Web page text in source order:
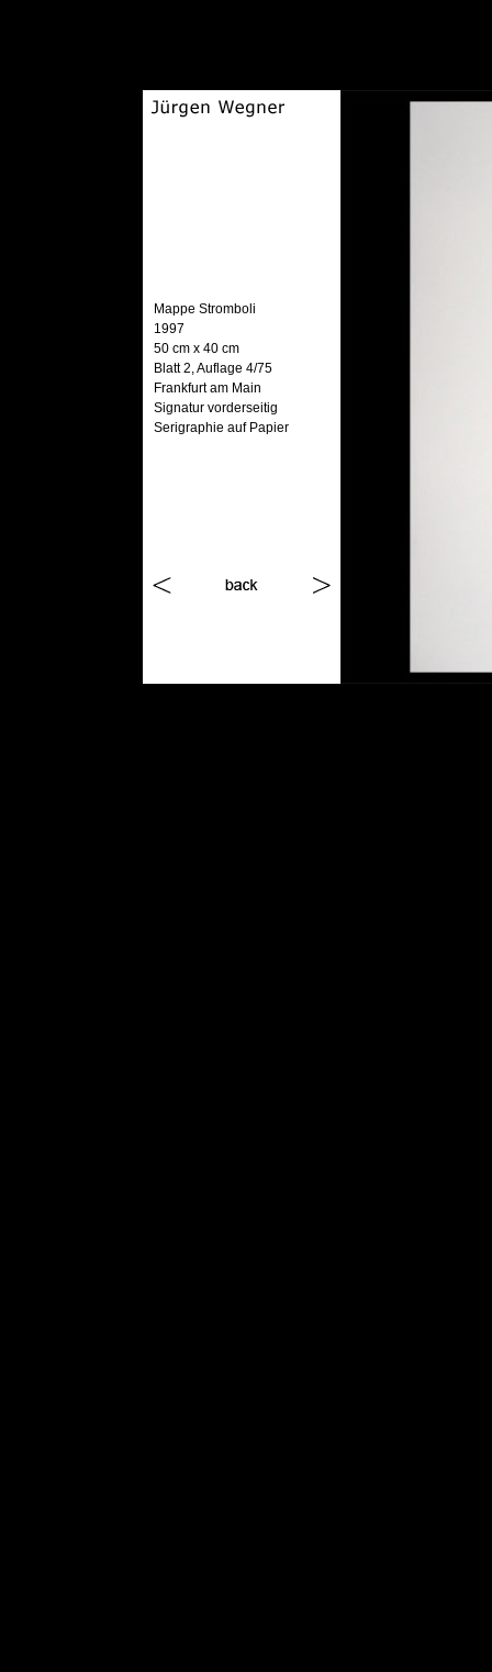
Mappe Stromboli
1997
50 cm x 40 cm
Blatt 2, Auflage 4/75
Frankfurt am Main
Signatur vorderseitig
Serigraphie auf Papier